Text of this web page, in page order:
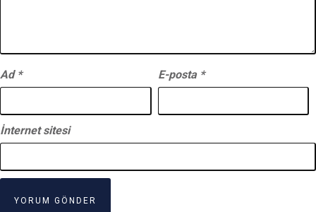
Ad * E-posta *
İnternet sitesi